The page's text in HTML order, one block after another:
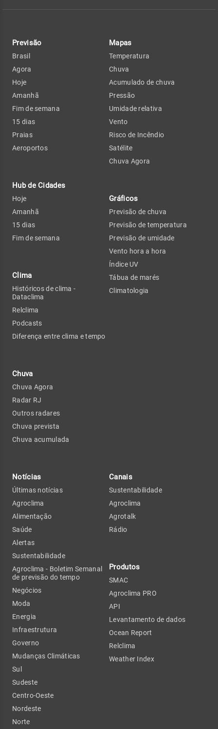
Previsão
Brasil
Agora
Hoje
Amanhã
Fim de semana
15 dias
Praias
Aeroportos
Hub de Cidades
Hoje
Amanhã
15 dias
Fim de semana
Clima
Históricos de clima -
Dataclima
Relclima
Podcasts
Diferença entre clima e tempo
Chuva
Chuva Agora
Radar RJ
Outros radares
Chuva prevista
Chuva acumulada
Mapas
Temperatura
Chuva
Acumulado de chuva
Pressão
Umidade relativa
Vento
Risco de Incêndio
Satélite
Chuva Agora
Gráficos
Previsão de chuva
Previsão de temperatura
Previsão de umidade
Vento hora a hora
Índice UV
Tábua de marés
Climatologia
Notícias
Últimas notícias
Agroclima
Alimentação
Saúde
Alertas
Sustentabilidade
Agroclima - Boletim Semanal
de previsão do tempo
Negócios
Moda
Energia
Infraestrutura
Governo
Mudanças Climáticas
Sul
Sudeste
Centro-Oeste
Nordeste
Norte
Canais
Sustentabilidade
Agroclima
Agrotalk
Rádio
Produtos
SMAC
Agroclima PRO
API
Levantamento de dados
Ocean Report
Relclima
Weather Index